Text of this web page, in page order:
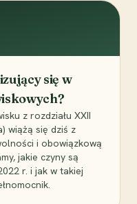
się w
z rozdziału XXII
wiążą się dziś z
i obowiązkową
jakie czyny są
r. i jak w takiej